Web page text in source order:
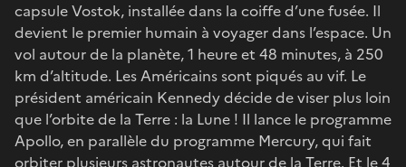
capsule Vostok, installée dans la coiffe d’une fusée. Il
devient le premier humain à voyager dans l’espace. Un
vol autour de la planète, 1 heure et 48 minutes, à 250
km d’altitude. Les Américains sont piqués au vif. Le
président américain Kennedy décide de viser plus loin
que l’orbite de la Terre : la Lune ! Il lance le programme
Apollo, en parallèle du programme Mercury, qui fait
orbiter plusieurs astronautes autour de la Terre. Et le 4